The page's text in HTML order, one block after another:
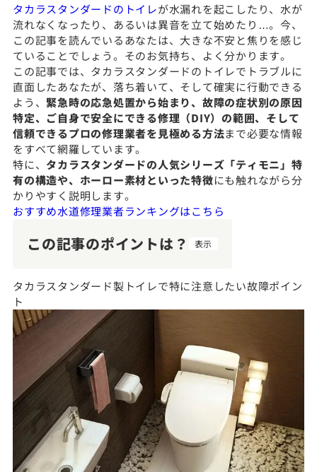
タカラスタンダードのトイレが水漏れを起こしたり、水が
流れなくなったり、あるいは異音を立て始めたり…。今、
この記事を読んでいるあなたは、大きな不安と焦りを感じ
ていることでしょう。そのお気持ち、よく分かります。
この記事では、タカラスタンダードのトイレでトラブルに
直面したあなたが、落ち着いて、そして確実に行動できる
よう、 緊急時の応急処置から始まり、故障の症状別の原因
特定、ご自身で安全にできる修理（DIY）の範囲、そして
信頼できるプロの修理業者を見極める方法まで必要な情報
をすべて網羅しています。
特に、 タカラスタンダードの人気シリーズ「ティモニ」特
有の構造や、ホーロー素材といった特徴にも触れながら分
かりやすく説明します。
おすすめ水道修理業者ランキングはこちら
この記事のポイントは？ 表示
タカラスタンダード製トイレで特に注意したい故障ポイン
ト